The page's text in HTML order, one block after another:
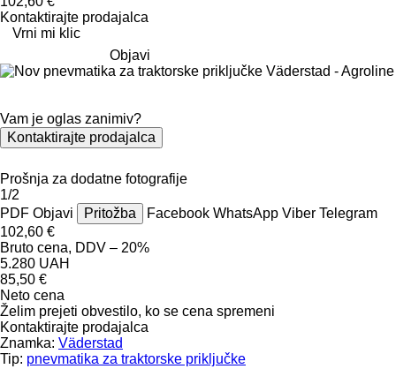
Kontaktirajte prodajalca
Vrni mi klic
Objavi
Vam je oglas zanimiv?
Kontaktirajte prodajalca
Prošnja za dodatne fotografije
1/2
PDF Objavi Pritožba Facebook WhatsApp Viber Telegram
102,60 €
Bruto cena, DDV – 20%
5.280 UAH
85,50 €
Neto cena
Želim prejeti obvestilo, ko se cena spremeni
Kontaktirajte prodajalca
Znamka: Väderstad
Tip: pnevmatika za traktorske priključke